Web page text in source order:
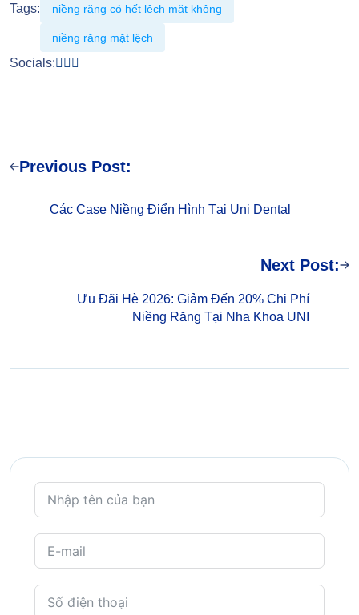
Tags: niềng răng có hết lệch mặt không
niềng răng mặt lệch
Socials:
Previous Post:
Các Case Niềng Điển Hình Tại Uni Dental
Next Post:
Ưu Đãi Hè 2026: Giảm Đến 20% Chi Phí
Niềng Răng Tại Nha Khoa UNI